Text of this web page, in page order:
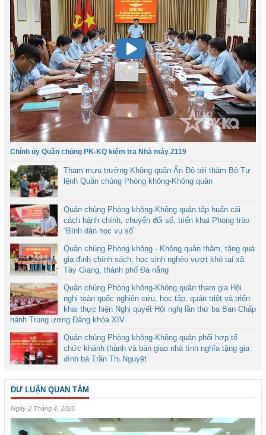
Chính ủy Quân chủng PK-KQ kiểm tra Nhà máy Z119
Tham mưu trưởng Không quân Ấn Độ tới thăm Bộ Tư
lệnh Quân chủng Phòng không-Không quân
Quân chủng Phòng không-Không quân tập huấn cải
cách hành chính, chuyển đổi số, triển khai Phong trào
“Bình dân học vụ số”
Quân chủng Phòng không - Không quân thăm, tặng quà
gia đình chính sách, học sinh nghèo vượt khó tại xã
Tây Giang, thành phố Đà nẵng
Quân chủng Phòng không-Không quân tham gia Hội
nghị toàn quốc nghiên cứu, học tập, quán triệt và triển
khai thực hiện Nghị quyết Hội nghị lần thứ ba Ban Chấp
hành Trung ương Đảng khóa XIV
Quân chủng Phòng không-Không quân phối hợp tổ
chức khánh thành và bàn giao nhà tình nghĩa tặng gia
đình bà Trần Thị Nguyệt
DƯ LUẬN QUAN TÂM
Ngày 2 Tháng 4, 2026